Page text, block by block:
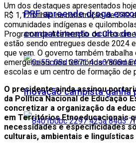
PRF apreende droga
compartimento oculto de
Inovação campista ganha
Um dos destaques apresentados
R$ 1,17 bilhão na construção de 249
comunidades indígenas e
Programa de Aceleração do
estão sendo entregues desde 2024
que vem. O governo também trabalha
emergenciais nos territórios
escolas e um centro de formação de
O presidente ainda assinou
da Política Nacional de Educação
concretizar a organização da
em Territórios Etnoeducacionais
necessidades e especificidades
culturais, ambientais e linguísticas